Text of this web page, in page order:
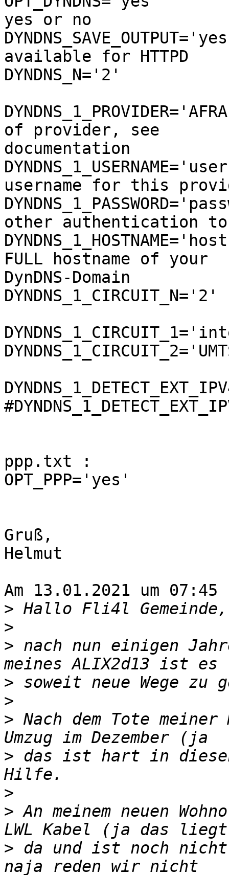
yes or no
available for HTTPD
DYNDNS_N='2'
of provider, see
documentation
username for this
other authentication
FULL hostname of your
DynDNS-Domain
DYNDNS_1_CIRCUIT_N='2'
ppp.txt :
OPT_PPP='yes'
Gruß,
Helmut
Am 13.01.2021 um
>
>
> nach nun einigen
>
>
> Nach dem Tote
> das ist hart in
>
> An meinem neuen
> da und ist noch nicht